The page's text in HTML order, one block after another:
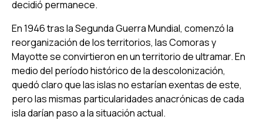
decidió permanece.
En 1946 tras la Segunda Guerra Mundial, comenzó la
reorganización de los territorios, las Comoras y
Mayotte se convirtieron en un territorio de ultramar. En
medio del período histórico de la descolonización,
quedó claro que las islas no estarían exentas de este,
pero las mismas particularidades anacrónicas de cada
isla darían paso a la situación actual.